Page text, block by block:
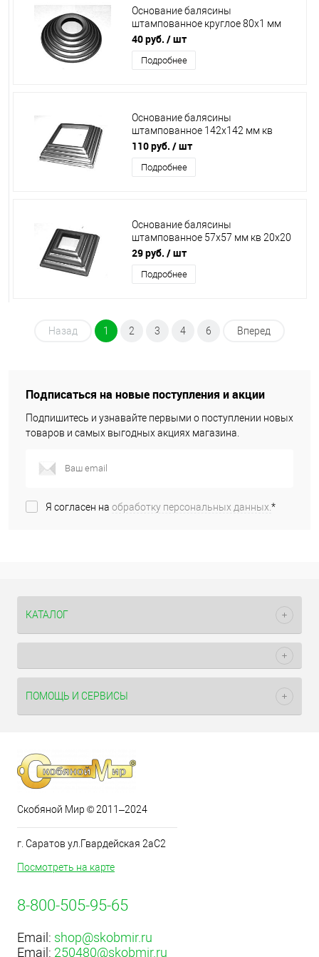
Основание балясины
штампованное круглое 80х1 мм
отверстие 28 мм 13.028.01
40 руб. / шт
Подробнее
Основание балясины
штампованное 142х142 мм кв
100х100 мм 13.310.01/ОБ5210
110 руб. / шт
Подробнее
Основание балясины
штампованное 57х57 мм кв 20х20
мм 13.326.02/01/
ОБ5220/SK74.57.20
29 руб. / шт
Подробнее
Назад 1 2 3 4 6 Вперед
Подписаться на новые поступления и акции
Подпишитесь и узнавайте первыми о поступлении новых
товаров и самых выгодных акциях магазина.
Я согласен на обработку персональных данных.*
КАТАЛОГ
ПОМОЩЬ И СЕРВИСЫ
Скобяной Мир © 2011–2024
г. Саратов ул.Гвардейская 2аС2
Посмотреть на карте
8-800-505-95-65
Email: shop@skobmir.ru
Email: 250480@skobmir.ru